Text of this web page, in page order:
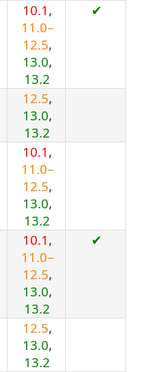
10.1 ,
11.0–
12.5,
13.0,
13.2
✔
12.5,
13.0,
13.2
10.1 ,
11.0–
12.5,
13.0,
13.2
10.1 ,
11.0–
12.5,
13.0,
13.2
✔
12.5,
13.0,
13.2